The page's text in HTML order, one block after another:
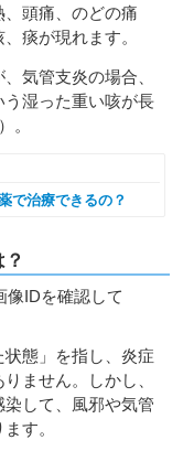
頭痛、のどの痛
痰が現れます。
気管支炎の場合、
湿った重い咳が長
。
で治療できるの？
態」を指し、炎症
ません。しかし、
して、風邪や気管
す。